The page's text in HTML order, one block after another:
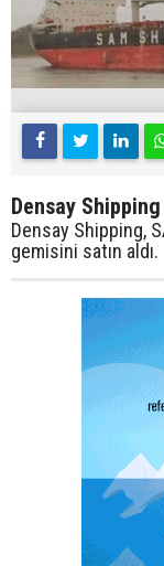
Densay
Densay Shipping,
gemisini satın aldı.